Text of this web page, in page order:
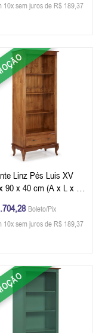
10x sem juros de R$ 189,37
Linz Pés Luis XV
90 x 40 cm (A x L x P)
Boleto/Pix
10x sem juros de R$ 189,37